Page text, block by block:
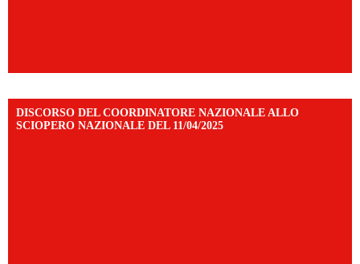
DISCORSO DEL COORDINATORE NAZIONALE ALLO
SCIOPERO NAZIONALE DEL 11/04/2025